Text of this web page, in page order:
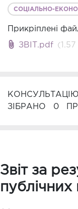
СОЦІАЛЬНО-
Прикріплені
ЗВІТ.pdf
ЗІБРАНО
0
Звіт за
публічних